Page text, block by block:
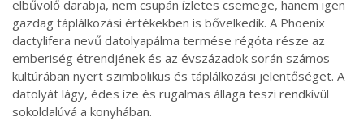
elbűvölő darabja, nem csupán ízletes csemege, hanem igen
gazdag táplálkozási értékekben is bővelkedik. A Phoenix
dactylifera nevű datolyapálma termése régóta része az
emberiség étrendjének és az évszázadok során számos
kultúrában nyert szimbolikus és táplálkozási jelentőséget. A
datolyát lágy, édes íze és rugalmas állaga teszi rendkívül
sokoldalúvá a konyhában.